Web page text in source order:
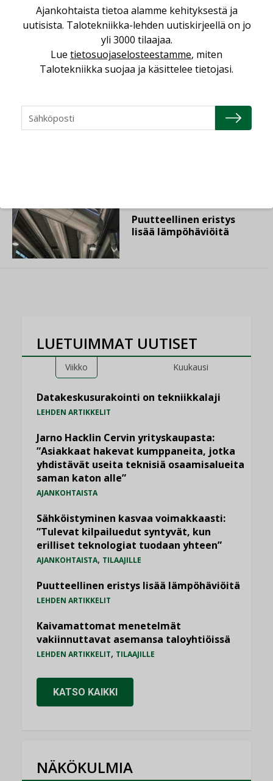
aurinkosähköä –
”Suomessa on valtava
määrä kattopinta-alaa”
AJANKOHTAISTA
LVI-Pitkälä Group osti
nopeasti kasvaneen
Puutteellinen eristys
lisää lämpöhäviöitä
LUETUIMMAT UUTISET
Viikko Kuukausi
Datakeskusurakointi on tekniikkalaji
LEHDEN ARTIKKELIT
Jarno Hacklin Cervin yrityskaupasta:
”Asiakkaat hakevat kumppaneita, jotka
yhdistävät useita teknisiä osaamisalueita
saman katon alle”
AJANKOHTAISTA
Sähköistyminen kasvaa voimakkaasti:
”Tulevat kilpailuedut syntyvät, kun
erilliset teknologiat tuodaan yhteen”
AJANKOHTAISTA, TILAAJILLE
Puutteellinen eristys lisää lämpöhäviöitä
LEHDEN ARTIKKELIT
Kaivamattomat menetelmät
vakiinnuttavat asemansa taloyhtiöissä
LEHDEN ARTIKKELIT, TILAAJILLE
KATSO KAIKKI
NÄKÖKULMIA
Ajankohtaista tietoa alamme kehityksestä ja
uutisista. Talotekniikka-lehden uutiskirjeellä on jo
yli 3000 tilaajaa.
Lue tietosuojaselosteestamme, miten
Talotekniikka suojaa ja käsittelee tietojasi.